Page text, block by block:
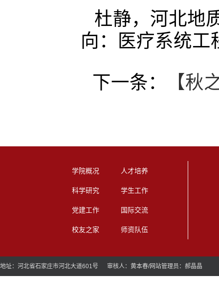
杜静，河北地
向：医疗系统工
下一条： 【秋
学院概况 人才培养
科学研究 学生工作
党建工作 国际交流
校友之家 师资队伍
地址：河北省石家庄市河北大道601号 审核人：黄本春/网站管理员：郝晶晶